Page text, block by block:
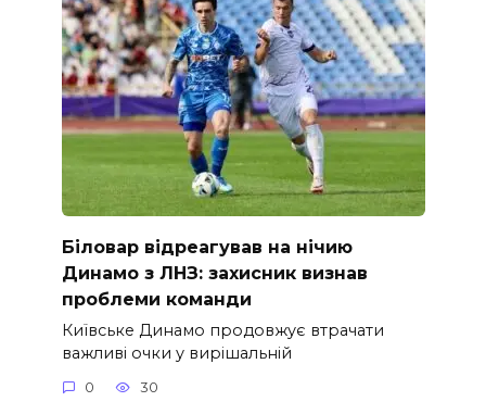
Біловар відреагував на нічию
Динамо з ЛНЗ: захисник визнав
проблеми команди
Київське Динамо продовжує втрачати
важливі очки у вирішальній
0 30